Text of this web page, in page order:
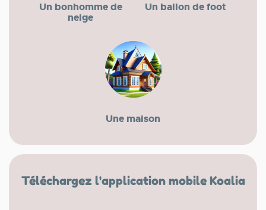
Un bonhomme de
neige
Un ballon de foot
Une maison
Téléchargez l'application mobile Koalia